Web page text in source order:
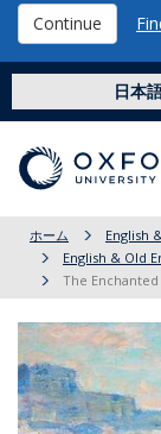
Continue
日本
ホーム
English
English & Old
The